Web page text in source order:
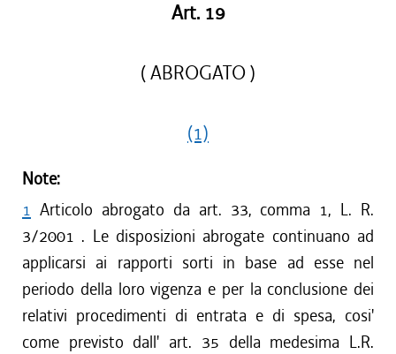
Art. 19
( ABROGATO )
(1)
Note:
1 Articolo abrogato da art. 33, comma 1, L. R.
3/2001 . Le disposizioni abrogate continuano ad
applicarsi ai rapporti sorti in base ad esse nel
periodo della loro vigenza e per la conclusione dei
relativi procedimenti di entrata e di spesa, cosi'
come previsto dall' art. 35 della medesima L.R.